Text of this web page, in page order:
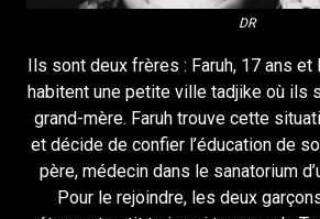
DR
Ils sont deux frères : Faruh, 17 ans et
habitent une petite ville tadjike où ils
grand-mère. Faruh trouve cette
et décide de confier l’éducation de
père, médecin dans le sanatorium
Pour le rejoindre, les deux